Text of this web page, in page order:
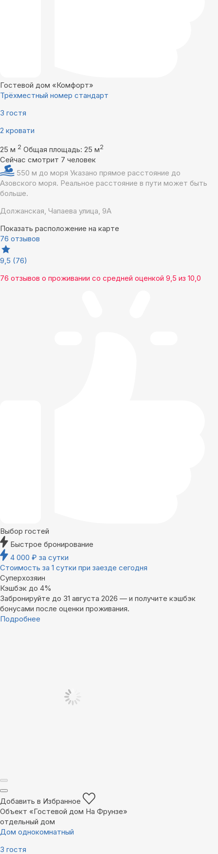
Гостевой дом «Комфорт»
Трёхместный номер стандарт
3 гостя
2 кровати
25 м 2 Общая площадь: 25 м2
Сейчас смотрит 7 человек
550 м до моря Указано прямое расстояние до
Азовского моря. Реальное расстояние в пути может быть
больше.
Должанская, Чапаева улица, 9А
Показать расположение на карте
76 отзывов
9,5 (76)
76 отзывов о проживании со средней оценкой 9,5 из 10,0
Выбор гостей
Быстрое бронирование
4 000 ₽ за сутки
Стоимость за 1 сутки при заезде сегодня
Суперхозяин
Кэшбэк до 4%
Забронируйте до 31 августа 2026 — и получите кэшбэк
бонусами после оценки проживания.
Подробнее
Добавить в Избранное
Объект «Гостевой дом На Фрунзе»
отдельный дом
Дом однокомнатный
3 гостя